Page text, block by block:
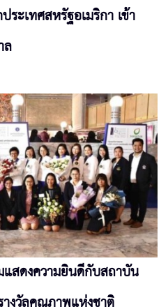
ะเทศสหรัฐอเมริกา เข้า
สดงความยินดีกับสถาบัน